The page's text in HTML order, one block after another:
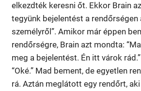
elkezdték keresni őt. Ekkor Brain
tegyünk bejelentést a rendőrségen
személyről”. Amikor már éppen
rendőrségre, Brain azt mondta:
meg a bejelentést. Én itt várok
“Oké.” Mad bement, de egyetlen
rá. Aztán meglátott egy rendőrt,